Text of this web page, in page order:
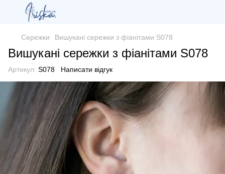
Сережки Вишукані сережки з фіанітами S078
Вишукані сережки з фіанітами S078
Артикул: S078 Написати відгук